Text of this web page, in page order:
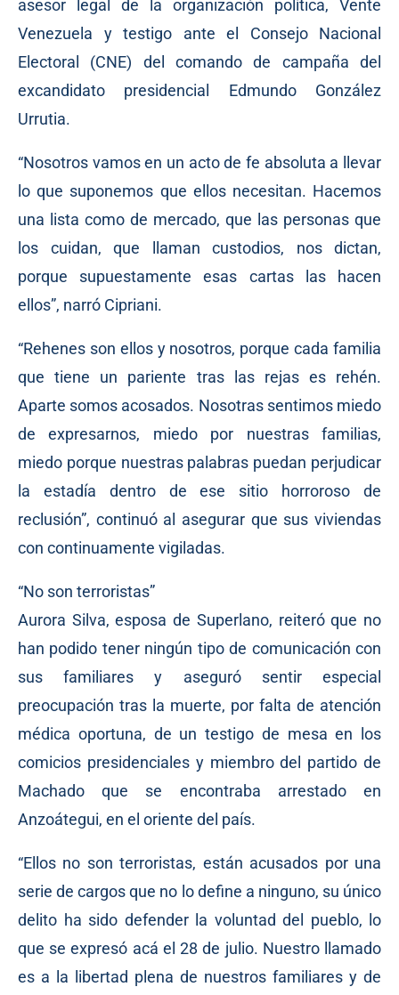
asesor legal de la organización política, Vente
Venezuela y testigo ante el Consejo Nacional
Electoral (CNE) del comando de campaña del
excandidato presidencial Edmundo González
Urrutia.
“Nosotros vamos en un acto de fe absoluta a llevar
lo que suponemos que ellos necesitan. Hacemos
una lista como de mercado, que las personas que
los cuidan, que llaman custodios, nos dictan,
porque supuestamente esas cartas las hacen
ellos”, narró Cipriani.
“Rehenes son ellos y nosotros, porque cada familia
que tiene un pariente tras las rejas es rehén.
Aparte somos acosados. Nosotras sentimos miedo
de expresarnos, miedo por nuestras familias,
miedo porque nuestras palabras puedan perjudicar
la estadía dentro de ese sitio horroroso de
reclusión”, continuó al asegurar que sus viviendas
con continuamente vigiladas.
“No son terroristas”
Aurora Silva, esposa de Superlano, reiteró que no
han podido tener ningún tipo de comunicación con
sus familiares y aseguró sentir especial
preocupación tras la muerte, por falta de atención
médica oportuna, de un testigo de mesa en los
comicios presidenciales y miembro del partido de
Machado que se encontraba arrestado en
Anzoátegui, en el oriente del país.
“Ellos no son terroristas, están acusados por una
serie de cargos que no lo define a ninguno, su único
delito ha sido defender la voluntad del pueblo, lo
que se expresó acá el 28 de julio. Nuestro llamado
es a la libertad plena de nuestros familiares y de